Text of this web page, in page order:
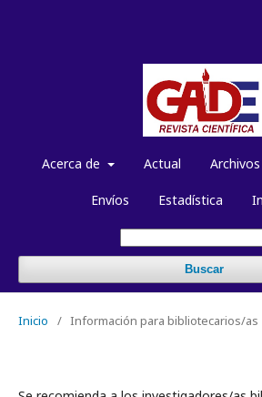
Acerca de Actual Archivos
Envíos Estadística
Buscar
Inicio / Información para bibliotecarios/as